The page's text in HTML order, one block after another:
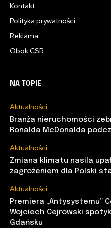
Kontakt
Polityka prywatności
Reklama
Obok CSR
NA TOPIE
Aktualności
Branża nieruchomości
Ronalda McDonalda
Aktualności
Zmiana klimatu nasila
zagrożeniem dla Polski
Aktualności
Premiera „Antysystemu”
Wojciech Cejrowski
Gdańsku